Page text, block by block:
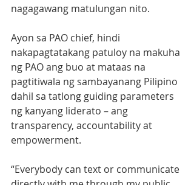
nagagawang matulungan nito.
Ayon sa PAO chief, hindi
nakapagtatakang patuloy na makuha
ng PAO ang buo at mataas na
pagtitiwala ng sambayanang Pilipino
dahil sa tatlong guiding parameters
ng kanyang liderato – ang
transparency, accountability at
empowerment.
“Everybody can text or communicate